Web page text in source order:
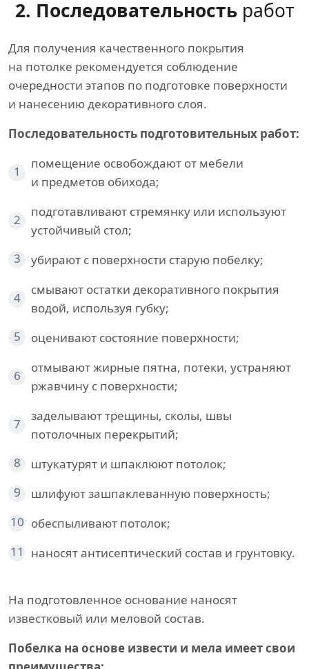
2. Последовательностьработ
Для получения качественного покрытия
на потолке рекомендуется соблюдение
очередности этапов по подготовке поверхности
и нанесению декоративного слоя.
Последовательность подготовительных работ:
1
помещение освобождают от мебели
и предметов обихода;
2
подготавливают стремянку или используют
устойчивый стол;
3
убирают с поверхности старую побелку;
4
смывают остатки декоративного покрытия
водой, используя губку;
5
оценивают состояние поверхности;
6
отмывают жирные пятна, потеки, устраняют
ржавчину с поверхности;
7
заделывают трещины, сколы, швы
потолочных перекрытий;
8
штукатурят и шпаклюют потолок;
9
шлифуют зашпаклеванную поверхность;
10 обеспыливают потолок;
11
наносят антисептический состав и грунтовку.
На подготовленное основание наносят
известковый или меловой состав.
Побелка на основе извести и мела имеет свои